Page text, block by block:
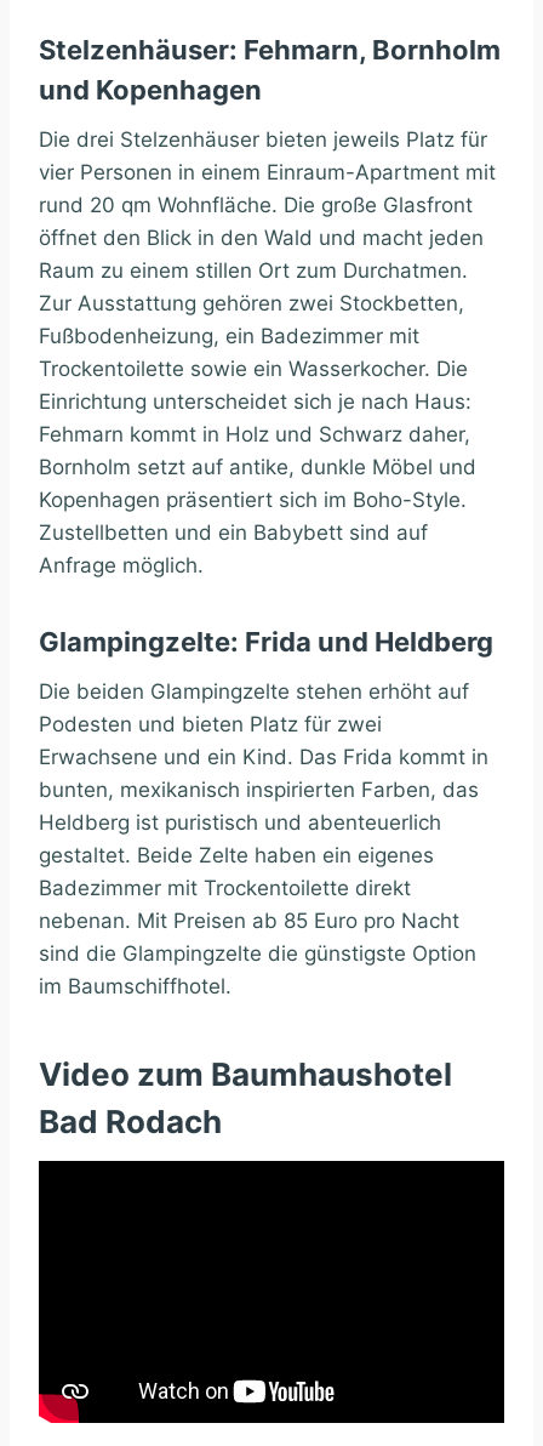
Stelzenhäuser: Fehmarn, Bornholm
und Kopenhagen
Die drei Stelzenhäuser bieten jeweils Platz für
vier Personen in einem Einraum-Apartment mit
rund 20 qm Wohnfläche. Die große Glasfront
öffnet den Blick in den Wald und macht jeden
Raum zu einem stillen Ort zum Durchatmen.
Zur Ausstattung gehören zwei Stockbetten,
Fußbodenheizung, ein Badezimmer mit
Trockentoilette sowie ein Wasserkocher. Die
Einrichtung unterscheidet sich je nach Haus:
Fehmarn kommt in Holz und Schwarz daher,
Bornholm setzt auf antike, dunkle Möbel und
Kopenhagen präsentiert sich im Boho-Style.
Zustellbetten und ein Babybett sind auf
Anfrage möglich.
Glampingzelte: Frida und Heldberg
Die beiden Glampingzelte stehen erhöht auf
Podesten und bieten Platz für zwei
Erwachsene und ein Kind. Das Frida kommt in
bunten, mexikanisch inspirierten Farben, das
Heldberg ist puristisch und abenteuerlich
gestaltet. Beide Zelte haben ein eigenes
Badezimmer mit Trockentoilette direkt
nebenan. Mit Preisen ab 85 Euro pro Nacht
sind die Glampingzelte die günstigste Option
im Baumschiffhotel.
Video zum Baumhaushotel
Bad Rodach